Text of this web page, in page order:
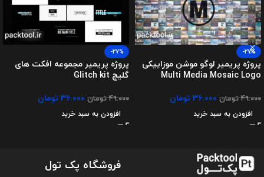
-27%
پروژه پریمیر لوگو موشن موزاییکی
Multi Media Mosaic Logo
۴۹.۰۰۰تومان ۳۶.۰۰۰ تومان
افزودن به سبد خرید
-27%
پروژه پریمیر مجموعه افکت های
گلیچ Glitch kit
۴۹.۰۰۰تومان ۳۶.۰۰۰ تومان
افزودن به سبد خرید
فروشگاه پک تول